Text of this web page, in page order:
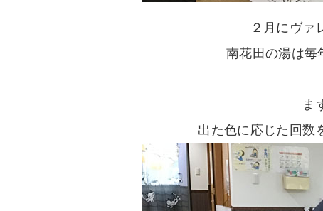
２月にヴァ
南花田の湯は毎
ま
出た色に応じた回数